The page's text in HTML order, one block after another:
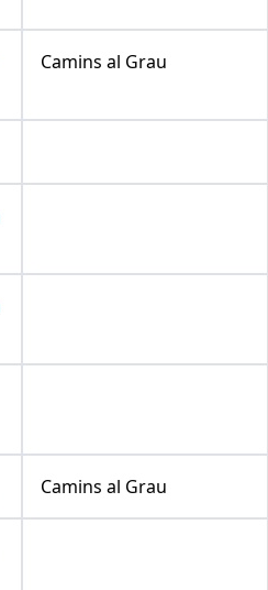
Camins al Grau
Camins al Grau